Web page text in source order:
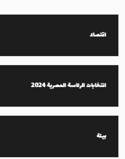
اقتصاد
انتخابات الرئاسة المصرية 2024
بيئة